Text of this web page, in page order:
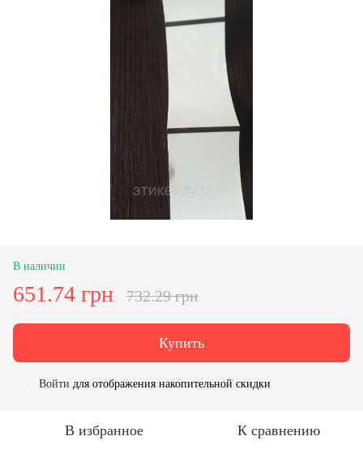
В наличии
651.74 грн 732.29 грн
Купить
Войти для отображения накопительной скидки
В избранное К сравнению